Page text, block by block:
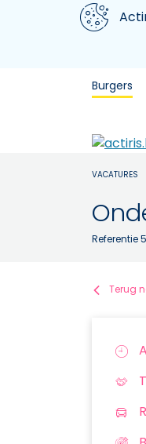
Aller au contenu
We gebruiken
Burgers
VACATURES
Referentie
Terug